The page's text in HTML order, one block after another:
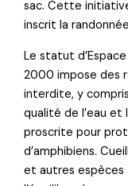
sac. Cette
inscrit la
Le statut
2000 impose des
interdite, y
qualité de l’eau et
proscrite pour
d’amphibiens.
et autres espèces